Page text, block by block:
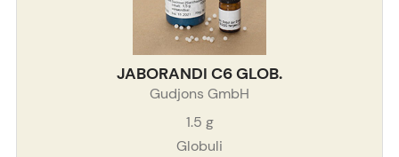
JABORANDI C6 GLOB.
Gudjons GmbH
1.5 g
Globuli